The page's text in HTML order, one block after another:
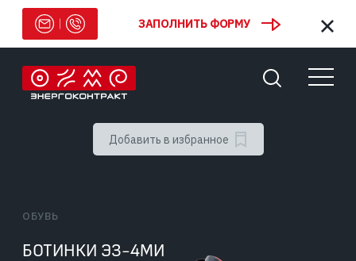
Добавить в избранное
ОБУВЬ
БОТИНКИ ЭЗ-4МИ
ЗАПОЛНИТЬ ФОРМУ